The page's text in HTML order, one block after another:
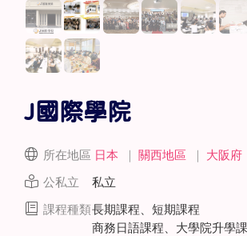
J國際學院
所在地區 日本 ｜ 關西地區 ｜ 大阪府
公私立
私立
課程種類長期課程、短期課程
商務日語課程、大學院升學